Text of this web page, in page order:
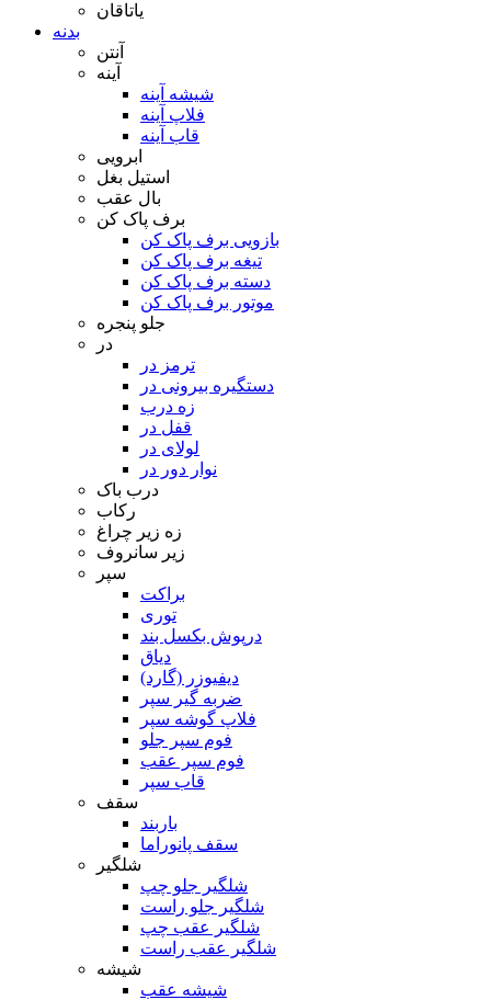
یاتاقان
بدنه
آنتن
آینه
شیشه آینه
فلاپ آینه
قاب آینه
ابرویی
استیل بغل
بال عقب
برف پاک کن
بازویی برف پاک کن
تیغه برف پاک کن
دسته برف پاک کن
موتور برف پاک کن
جلو پنجره
در
ترمز در
دستگیره بیرونی در
زه درب
قفل در
لولای در
نوار دور در
درب باک
رکاب
زه زیر چراغ
زیر سانروف
سپر
براکت
توری
درپوش بکسل بند
دیاق
دیفیوزر (گارد)
ضربه گیر سپر
فلاپ گوشه سپر
فوم سپر جلو
فوم سپر عقب
قاب سپر
سقف
باربند
سقف پانوراما
شلگیر
شلگیر جلو چپ
شلگیر جلو راست
شلگیر عقب چپ
شلگیر عقب راست
شیشه
شیشه عقب